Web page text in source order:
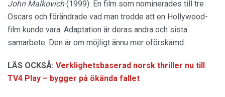
John Malkovich(1999). En film som nominerades till tre
Oscars och förändrade vad man trodde att en Hollywood-
film kunde vara. Adaptation är deras andra och sista
samarbete. Den är om möjligt ännu mer oförskämd.
LÄS OCKSÅ: Verklighetsbaserad norsk thriller nu till
TV4 Play – bygger på ökända fallet